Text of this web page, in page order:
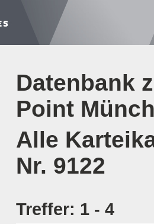
Datenbank
Point
Alle
Nr. 9122
Treffer: 1 - 4